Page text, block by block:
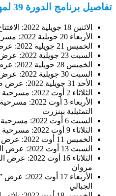
تفاصيل برنامج الدورة 39 لمهرجان بنزرت الدولي
الاثنين 18 جويلية 2022: الافتتاح عرض تونسي “بابا سلومة “
الأربعاء 20 جويلية 2022: مسرحية “القرهمانة” معز التومي
الخميس 21 جويلية 2022: عرض شيرين اللجمي Kaso +
السبت 23 جويلية 2022: عرض بلطي
الخميس 28 جويلية 2022: عرض الأطفال الكنز الثمين
السبت 30 جويلية 2022: عرض الزيارة لسامي اللجمي
الأحد 31 جويلية 2022: عرض صبري مصباح
الثلاثاء 2 أوت 2022: مسرحية ” Big bossa” لوجيهة الجندوبي
الأربعاء 3
التمثيلية ببنزرت
السبت 6 أوت 2022: مسرحية ” VISA ” لكريم الغربي
الثلاثاء 9 أوت 2022: مسرحية ” لطفي العبدلي “
الخميس 11 أوت 2022: عرض MOUH MILANO
السبت 13 أوت 2022: عرض الفنان رامي عياش
الثلاثاء 16
مروان
الجبالي